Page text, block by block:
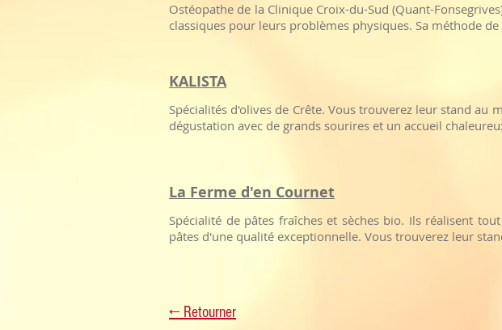
Ostéopathe de la Clinique Croix-du-Sud (Quant-
classiques pour leurs problèmes physiques. Sa méthode de
KALISTA
Spécialités d'olives de Crête. Vous trouverez leur stand
dégustation avec de grands sourires et un accueil
La Ferme d'en Cournet
Spécialité de pâtes fraîches et sèches bio. Ils réalisent
pâtes d'une qualité exceptionnelle. Vous trouverez leur
← Retourner